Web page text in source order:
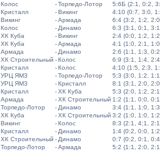
Колос -Торпедо-Лотор
5:6Б (2:1, 0:2,
Кристалл -Викинг
4:10 (0:7, 3:0,
Викинг -Армада
6:4 (3:2, 1:2,
Колос - Динамо
6:3 (3:1, 0:1,
ХК Куба -Викинг
2:4 (0:0, 1:2,
ХК Куба -Армада
4:1 (1:0, 2:1,
Армада - Динамо
2:6 (1:1, 1:3,
ХК Строительный -Колос
6:9 (3:1, 1:4,
Кристалл -Колос
4:10 (1:5, 2:3,
УРЦ ЯМЗ -Торпедо-Лотор
5:3 (3:0, 1:2,
УРЦ ЯМЗ -Кристалл
8:1 (3:1, 2:0,
Кристалл -ХК Куба
5:3 (2:0, 1:2,
Армада -ХК Строительный 1:2 (1:1, 0:0,
Торпедо-Лотор - Динамо
3:4 (1:1, 1:0,
ХК Куба -ХК Строительный 3:2 (1:0, 1:0,
Викинг -Колос
8:3 (2:1, 4:1,
Кристалл - Динамо
1:4 (0:2, 0:0,
ХК Строительный - Динамо
0:7 (0:2, 0:1,
Торпедо-Лотор -Армада
5:2 (1:1, 2:0,